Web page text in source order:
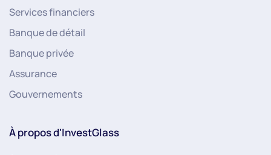
Services financiers
Banque de détail
Banque privée
Assurance
Gouvernements
À propos d'InvestGlass